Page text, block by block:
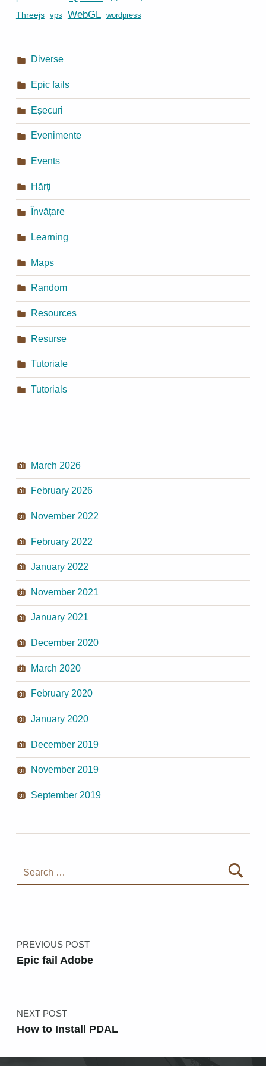
Threejs vps WebGL wordpress
Diverse
Epic fails
Eșecuri
Evenimente
Events
Hărți
Învățare
Learning
Maps
Random
Resources
Resurse
Tutoriale
Tutorials
March 2026
February 2026
November 2022
February 2022
January 2022
November 2021
January 2021
December 2020
March 2020
February 2020
January 2020
December 2019
November 2019
September 2019
Post navigation
PREVIOUS POST
Epic fail Adobe
NEXT POST
How to Install PDAL